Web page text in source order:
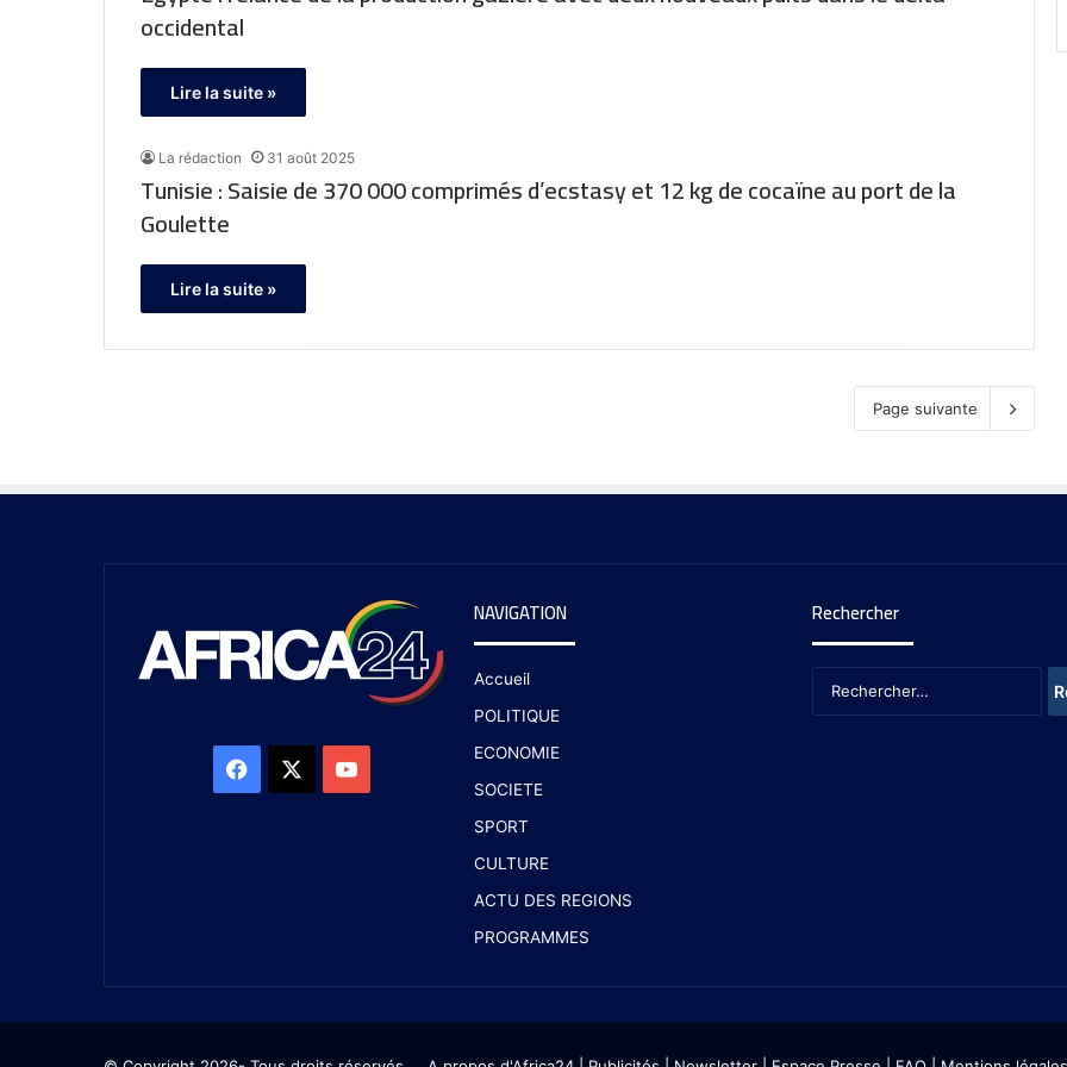
occidental
Lire la suite »
La rédaction 31 août 2025
Tunisie : Saisie de 370 000 comprimés d’ecstasy et 12 kg de cocaïne au port de la
Goulette
Lire la suite »
Page suivante
NAVIGATION
Accueil
POLITIQUE
ECONOMIE
SOCIETE
SPORT
CULTURE
ACTU DES REGIONS
PROGRAMMES
Rechercher